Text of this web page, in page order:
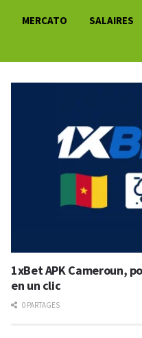
MERCATO
SALAIRES
1xBet APK Cameroun,
en un clic
0 PARTAGES